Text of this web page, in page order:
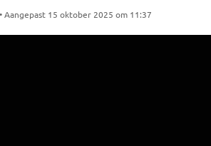
Aangepast 15 oktober 2025 om 11:37